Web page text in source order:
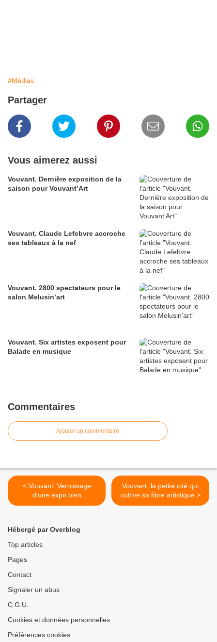
#Médias
Partager
Vous aimerez aussi
Vouvant. Dernière exposition de la
saison pour Vouvant’Art
Vouvant. Claude Lefebvre accroche
ses tableaux à la nef
Vouvant. 2800 spectateurs pour le
salon Melusin’art
Vouvant. Six artistes exposent pour
Balade en musique
Commentaires
Ajouter un commentaire
< Vouvant. Vernissage
d’une expo bien
particulière/OUEST-
Vouvant, la petite cité qui
cultive sa fibre artistique >
Hébergé par Overblog
Top articles
Pages
Contact
Signaler un abus
C.G.U.
Cookies et données personnelles
Préférences cookies